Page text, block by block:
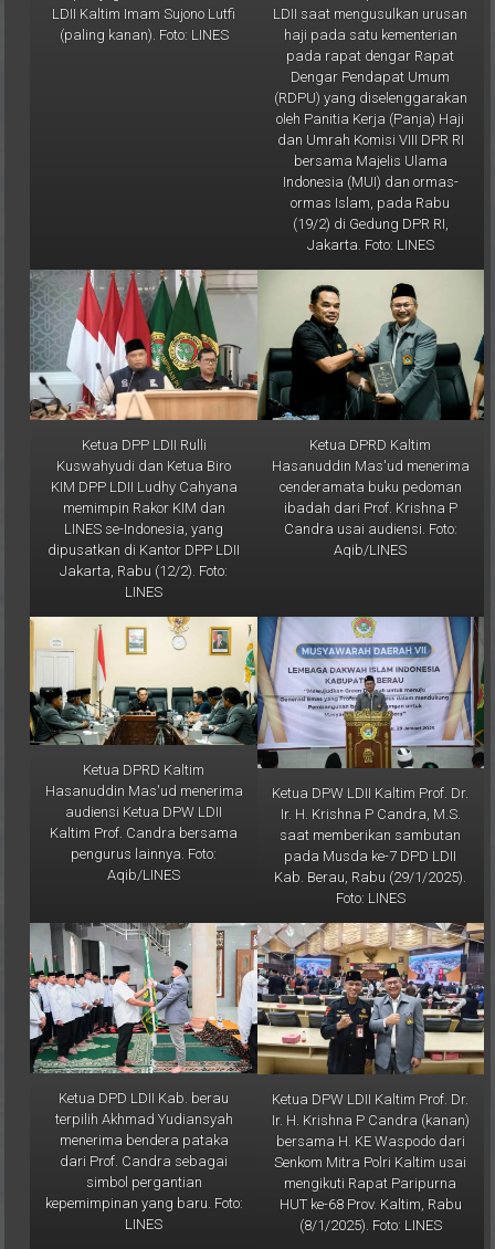
(paling kanan). Foto: LINES
haji pada satu kementerian
pada rapat dengar Rapat
Dengar Pendapat Umum
(RDPU) yang diselenggarakan
oleh Panitia Kerja (Panja) Haji
dan Umrah Komisi VIII DPR RI
bersama Majelis Ulama
Indonesia (MUI) dan ormas-
ormas Islam, pada Rabu
(19/2) di Gedung DPR RI,
Jakarta. Foto: LINES
Ketua DPP LDII Rulli
Kuswahyudi dan Ketua Biro
KIM DPP LDII Ludhy Cahyana
memimpin Rakor KIM dan
LINES se-Indonesia, yang
dipusatkan di Kantor DPP LDII
Jakarta, Rabu (12/2). Foto:
LINES
Ketua DPRD Kaltim
Hasanuddin Mas'ud menerima
cenderamata buku pedoman
ibadah dari Prof. Krishna P
Candra usai audiensi. Foto:
Aqib/LINES
Ketua DPRD Kaltim
Hasanuddin Mas'ud menerima
audiensi Ketua DPW LDII
Kaltim Prof. Candra bersama
pengurus lainnya. Foto:
Aqib/LINES
Ketua DPW LDII Kaltim Prof. Dr.
Ir. H. Krishna P Candra, M.S.
saat memberikan sambutan
pada Musda ke-7 DPD LDII
Kab. Berau, Rabu (29/1/2025).
Foto: LINES
Ketua DPD LDII Kab. berau
terpilih Akhmad Yudiansyah
menerima bendera pataka
dari Prof. Candra sebagai
simbol pergantian
kepemimpinan yang baru. Foto:
LINES
Ketua DPW LDII Kaltim Prof. Dr.
Ir. H. Krishna P Candra (kanan)
bersama H. KE Waspodo dari
Senkom Mitra Polri Kaltim usai
mengikuti Rapat Paripurna
HUT ke-68 Prov. Kaltim, Rabu
(8/1/2025). Foto: LINES